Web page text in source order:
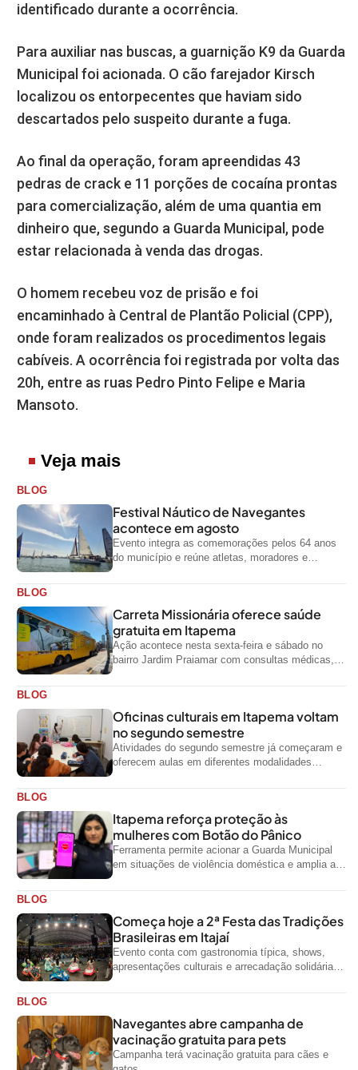
identificado durante a ocorrência.
Para auxiliar nas buscas, a guarnição K9 da Guarda
Municipal foi acionada. O cão farejador Kirsch
localizou os entorpecentes que haviam sido
descartados pelo suspeito durante a fuga.
Ao final da operação, foram apreendidas 43
pedras de crack e 11 porções de cocaína prontas
para comercialização, além de uma quantia em
dinheiro que, segundo a Guarda Municipal, pode
estar relacionada à venda das drogas.
O homem recebeu voz de prisão e foi
encaminhado à Central de Plantão Policial (CPP),
onde foram realizados os procedimentos legais
cabíveis. A ocorrência foi registrada por volta das
20h, entre as ruas Pedro Pinto Felipe e Maria
Mansoto.
Veja mais
BLOG
Festival Náutico de Navegantes
acontece em agosto
Evento integra as comemorações pelos 64 anos
do município e reúne atletas, moradores e
BLOG
Carreta Missionária oferece saúde
gratuita em Itapema
Ação acontece nesta sexta-feira e sábado no
bairro Jardim Praiamar com consultas médicas,
BLOG
Oficinas culturais em Itapema voltam
no segundo semestre
Atividades do segundo semestre já começaram e
oferecem aulas em diferentes modalidades
BLOG
Itapema reforça proteção às
mulheres com Botão do Pânico
Ferramenta permite acionar a Guarda Municipal
em situações de violência doméstica e amplia a
BLOG
Começa hoje a 2ª Festa das Tradições
Brasileiras em Itajaí
Evento conta com gastronomia típica, shows,
apresentações culturais e arrecadação solidária
BLOG
Navegantes abre campanha de
vacinação gratuita para pets
Campanha terá vacinação gratuita para cães e